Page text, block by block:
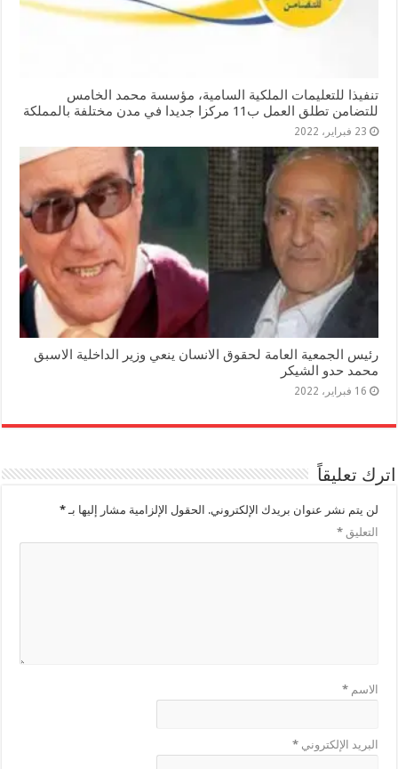
تنفيذا للتعليمات الملكية السامية، مؤسسة محمد الخامس
للتضامن تطلق العمل ب11 مركزا جديدا في مدن مختلفة بالمملكة
23 فبراير، 2022
رئيس الجمعية العامة لحقوق الانسان ينعي وزير الداخلية الاسبق
محمد حدو الشيكر
16 فبراير، 2022
اترك تعليقاً
لن يتم نشر عنوان بريدك الإلكتروني. الحقول الإلزامية مشار إليها بـ*
التعليق*
الاسم*
البريد الإلكتروني*